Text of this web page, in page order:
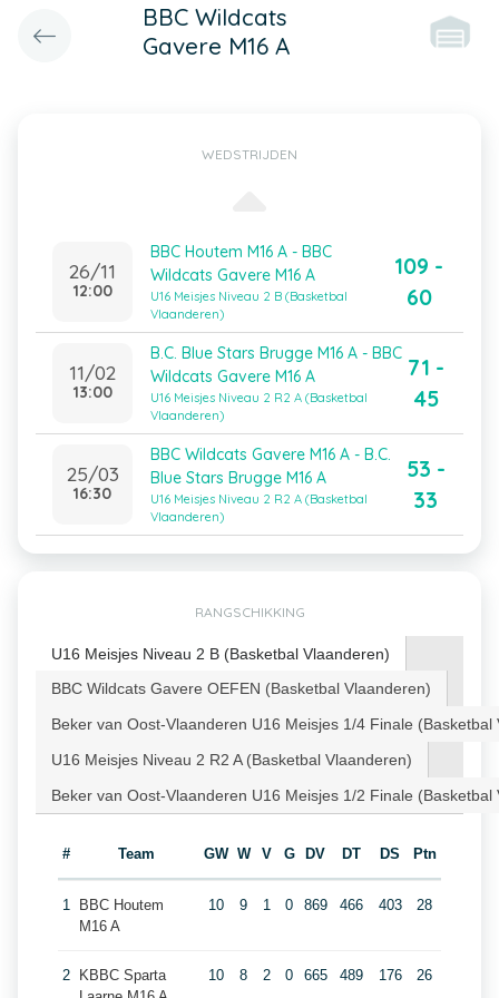
BBC Wildcats
Gavere M16 A
WEDSTRIJDEN
26/11
12:00
BBC Houtem M16 A - BBC
Wildcats Gavere M16 A
U16 Meisjes Niveau 2 B (Basketbal
Vlaanderen)
109 -
60
11/02
13:00
B.C. Blue Stars Brugge M16 A - BBC
Wildcats Gavere M16 A
U16 Meisjes Niveau 2 R2 A (Basketbal
Vlaanderen)
71 -
45
25/03
16:30
BBC Wildcats Gavere M16 A - B.C.
Blue Stars Brugge M16 A
U16 Meisjes Niveau 2 R2 A (Basketbal
Vlaanderen)
53 -
33
RANGSCHIKKING
U16 Meisjes Niveau 2 B (Basketbal Vlaanderen)
BBC Wildcats Gavere OEFEN (Basketbal Vlaanderen)
Beker van Oost-Vlaanderen U16 Meisjes 1/4 Finale (Basketbal
U16 Meisjes Niveau 2 R2 A (Basketbal Vlaanderen)
Beker van Oost-Vlaanderen U16 Meisjes 1/2 Finale (Basketbal
# Team GW W V G DV DT DS Ptn
1
BBC Houtem
M16 A
10 9 1 0 869 466 403 28
2
KBBC Sparta
10 8 2 0 665 489 176 26